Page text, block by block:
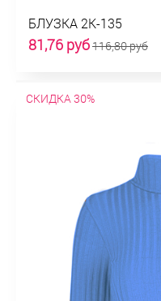
БЛУЗКА 2К-135
81,76 руб116,80 руб
СКИДКА 30%